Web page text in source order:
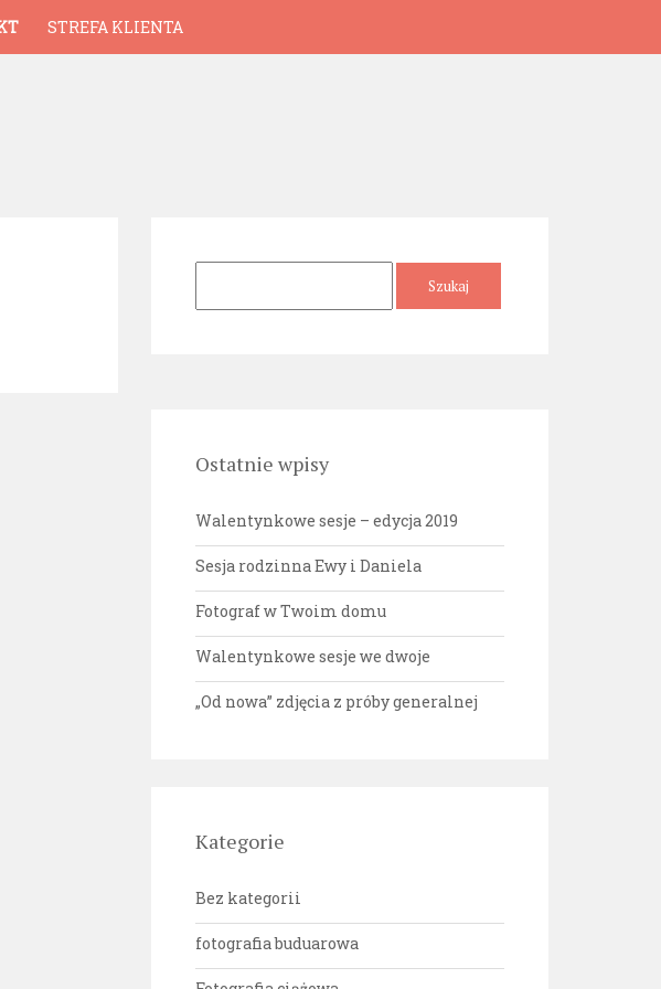
STREFA KLIENTA
Ostatnie wpisy
Walentynkowe sesje – edycja 2019
Sesja rodzinna Ewy i Daniela
Fotograf w Twoim domu
Walentynkowe sesje we dwoje
„Od nowa” zdjęcia z próby generalnej
Kategorie
Bez kategorii
fotografia buduarowa